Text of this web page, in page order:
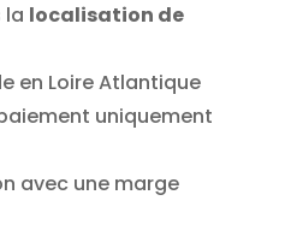
la localisation de
en Loire Atlantique
uniquement
avec une marge